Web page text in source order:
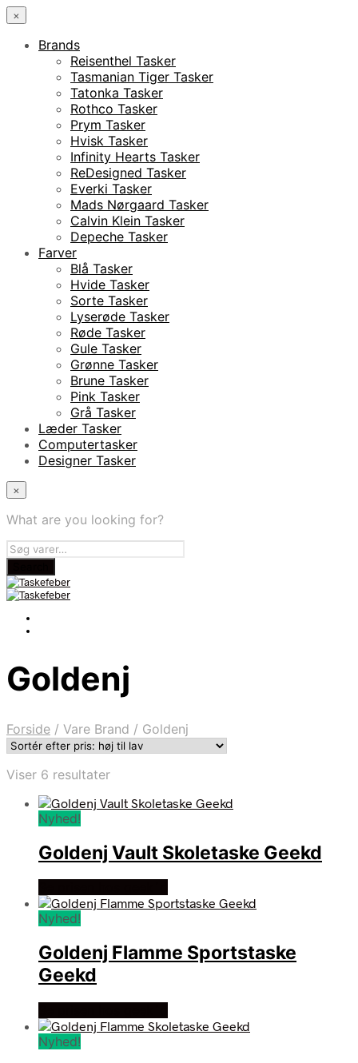
×
Brands
Reisenthel Tasker
Tasmanian Tiger Tasker
Tatonka Tasker
Rothco Tasker
Prym Tasker
Hvisk Tasker
Infinity Hearts Tasker
ReDesigned Tasker
Everki Tasker
Mads Nørgaard Tasker
Calvin Klein Tasker
Depeche Tasker
Farver
Blå Tasker
Hvide Tasker
Sorte Tasker
Lyserøde Tasker
Røde Tasker
Gule Tasker
Grønne Tasker
Brune Tasker
Pink Tasker
Grå Tasker
Læder Tasker
Computertasker
Designer Tasker
×
What are you looking for?
Goldenj
Forside / Vare Brand / Goldenj
Viser 6 resultaterSorteret
pris:
lav
Nyhed!
Goldenj Vault Skoletaske Geekd
Nyhed!
Goldenj Flamme Sportstaske
Geekd
Nyhed!